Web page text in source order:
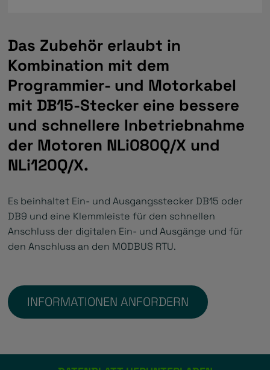
Das Zubehör erlaubt in
Kombination mit dem
Programmier- und Motorkabel
mit DB15-Stecker eine bessere
und schnellere Inbetriebnahme
der Motoren NLi080Q/X und
NLi120Q/X.
Es beinhaltet Ein- und Ausgangsstecker DB15 oder
DB9 und eine Klemmleiste für den schnellen
Anschluss der digitalen Ein- und Ausgänge und für
den Anschluss an den MODBUS RTU.
INFORMATIONEN ANFORDERN